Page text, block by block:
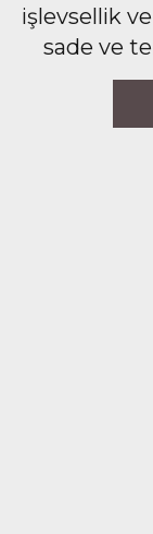
işlevsellik
sade ve